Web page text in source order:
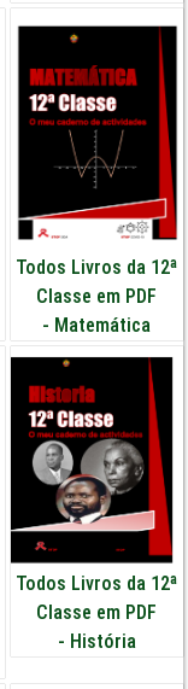
Todos Livros da 12ª
Classe em PDF
- Matemática
Todos Livros da 12ª
Classe em PDF
- História